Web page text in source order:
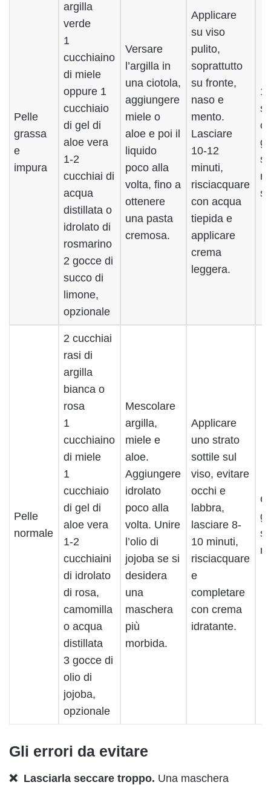
Pelle
grassa
e
impura
argilla
verde
1
cucchiaino
di miele
oppure 1
cucchiaio
di gel di
aloe vera
1-2
cucchiai di
acqua
distillata o
idrolato di
rosmarino
2 gocce di
succo di
limone,
opzionale
Versare
l’argilla in
una ciotola,
aggiungere
miele o
aloe e poi il
liquido
poco alla
volta, fino a
ottenere
una pasta
cremosa.
Applicare
su viso
pulito,
soprattutto
su fronte,
naso e
mento.
Lasciare
10-12
minuti,
risciacquare
con acqua
tiepida e
applicare
crema
leggera.
1
Pelle
normale
2 cucchiai
rasi di
argilla
bianca o
rosa
1
cucchiaino
di miele
1
cucchiaio
di gel di
aloe vera
1-2
cucchiaini
di idrolato
di rosa,
camomilla
o acqua
distillata
3 gocce di
olio di
jojoba,
opzionale
Mescolare
argilla,
miele e
aloe.
Aggiungere
idrolato
poco alla
volta. Unire
l’olio di
jojoba se si
desidera
una
maschera
più
morbida.
Applicare
uno strato
sottile sul
viso, evitare
occhi e
labbra,
lasciare 8-
10 minuti,
risciacquare
e
completare
con crema
idratante.
Gli errori da evitare
❌ Lasciarla seccare troppo. Una maschera